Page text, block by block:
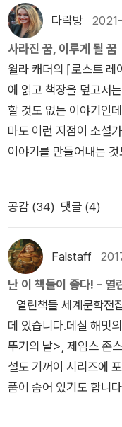
대로], [파도] 등을 읽었
위, 10위, 12위, 15, 16
했다. 역시 영국은 나
없으나 영화는 들여왔
데,,, 연애편지 대필..... 8위, 9위, 11위, 14위는 공교롭게도 사두
고 읽지 않은 책들이 올
지도 사놓고 읽지 않은
로 계산하니 읽은 작품
늘도 책장을 바라보며,
을 되새겨본다. 아마 민
것만 해도 벌써 10년이 넘지 않았을
의 [귀향]인데, 우리가
[귀향]이 유일하게 순위
이 플라토노프의 책인
달라 확인하니 토머스
소장도 독서도 어려울
100권을 특정 기관이
많으니 세상에 얼마나
야기는 더욱 그랬다. 인
힘이 있다. 차분하고 별
있노라면 아 정말 이 작
꿰뚫고 있는 사람이구
서너 장 읽고 꺼져 자던
이었다. 진심으로
은 이 책을 읽고 있다.
니 같은 부분만 계속 무
도 와서 작은 아이폰 화
가 한 소비 중에 으뜸.
일 중요한 일을 하나 런
또 들르겠나이다, 여러
어갈 수 있다고 생각한
는데, 전성기 시절의 책
른 사고야 말았다. 내
만든 영화, 대표적으로
인 한잔 해야지 하는
날아왔지만 너무나 반
에 안착시켰다. 알라딘 서재를 기웃거리다 보면 알라디너들이 올
린 책에서 마음에 확
한다고 하는 것인가.
아 보인다. 읽고 싶고나
킨>이 언젠가부터 책장
작년이었던가) 누군가
샀다. 허허. 따라서 뒤늦
>을 읽을 생각이다. 언
작가가 아사다 지로다
람이기도 한데, 사실 <
이 쓴 사람이다. 어릴 때
늘 애잔하지만 따뜻하
하나인데, 이번에 새로 번
다락방
사라진 꿈, 이루게 될 꿈
윌라 캐더의 ⌈로스트
에 읽고 책장을 덮고서
할 것도 없는 이야기인
마도 이런 지점이 소설
이야기를 만들어내는
는 작가가 써내는 오롯
다는 문장이 주는 힘이
한 건, '이 이야기'를 '윌
과 욕망과 환상과 빛,
대에 대해서 반짝반짝
'저 사람은 달라', '저
렇게 느끼는 사람이 아
람. 그리고 시간이 흘러
라졌구나, 하고 느낄 때
느꼈다가 한참 시간이
이것이 그 사람이 한
공감 (34) 댓글 (4)
Falstaff
난 이 책들이 좋다! - 열
열린책들 세계문학전
데 있습니다.데실 해밋
뚜기의 날>, 제임스 존
설도 기꺼이 시리즈에
품이 숨어 있기도 합니